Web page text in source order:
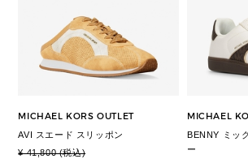
MICHAEL KORS OUTLET
AVI スエード スリッポン
¥ 41,800 (税込)
MICHAEL
BENNY ミッ
ー